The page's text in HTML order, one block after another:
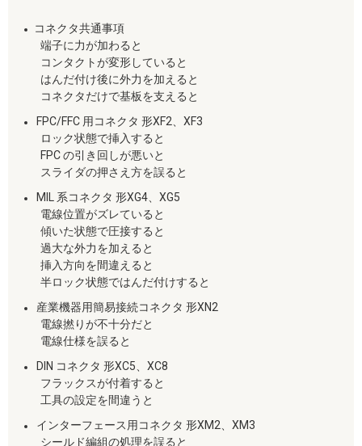
コネクタ共通事項
端子に力が加わると
コンタクトが変形していると
はんだ付け後に外力を加えると
コネクタだけで基板を支えると
FPC/FFC 用コネクタ 形XF2、XF3
ロック状態で挿入すると
FPC の引き回しが悪いと
スライダの押さえ方を誤ると
MIL 系コネクタ 形XG4、XG5
電線位置がズレていると
傾いた状態で圧接すると
過大な外力を加えると
挿入方向を間違えると
半ロック状態ではんだ付けすると
産業機器用簡易接続コネクタ 形XN2
電線撚りが不十分だと
電線仕様を誤ると
DIN コネクタ 形XC5、XC8
フラックスが付着すると
工具の設定を間違うと
インターフェース用コネクタ 形XM2、XM3
シールド編組の処理を誤ると